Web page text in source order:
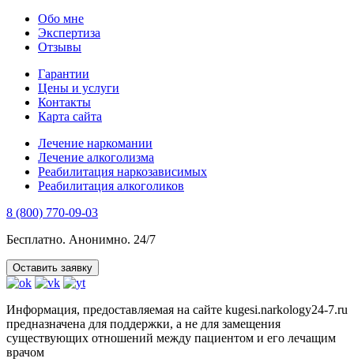
Обо мне
Экспертиза
Отзывы
Гарантии
Цены и услуги
Контакты
Карта сайта
Лечение наркомании
Лечение алкоголизма
Реабилитация наркозависимых
Реабилитация алкоголиков
8 (800) 770-09-03
Бесплатно. Анонимно. 24/7
Оставить заявку
Информация, предоставляемая на сайте kugesi.narkology24-7.ru
предназначена для поддержки, а не для замещения
существующих отношений между пациентом и его лечащим
врачом